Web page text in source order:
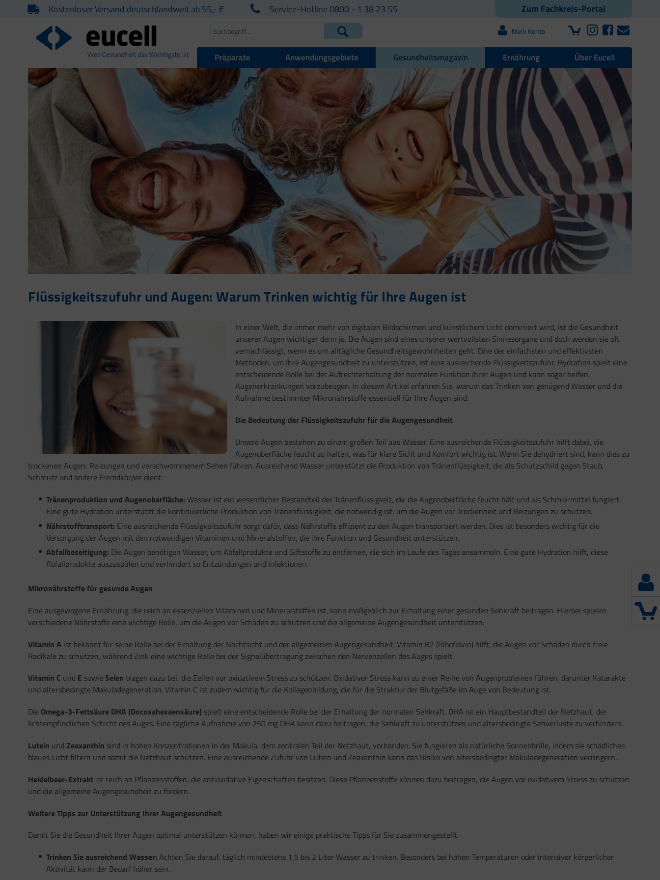
Zum Fachkreis-Portal
Kostenloser Versand deutschlandweit ab 55,- € Service-Hotline 0800 - 1 38 23 55
Mein Konto
Präparate Anwendungsgebiete Gesundheitsmagazin Ernährung Über Eucell
Flüssigkeitszufuhr und Augen: Warum Trinken wichtig für Ihre Augen ist
In einer Welt, die immer mehr von digitalen Bildschirmen und künstlichem Licht dominiert wird, ist die Gesundheit
unserer Augen wichtiger denn je. Die Augen sind eines unserer wertvollsten Sinnesorgane und doch werden sie oft
vernachlässigt, wenn es um alltägliche Gesundheitsgewohnheiten geht. Eine der einfachsten und effektivsten
Methoden, um Ihre Augengesundheit zu unterstützen, ist eine ausreichende Flüssigkeitszufuhr. Hydration spielt eine
entscheidende Rolle bei der Aufrechterhaltung der normalen Funktion Ihrer Augen und kann sogar helfen,
Augenerkrankungen vorzubeugen. In diesem Artikel erfahren Sie, warum das Trinken von genügend Wasser und die
Aufnahme bestimmter Mikronährstoffe essentiell für Ihre Augen sind.
Die Bedeutung der Flüssigkeitszufuhr für die Augengesundheit
Unsere Augen bestehen zu einem großen Teil aus Wasser. Eine ausreichende Flüssigkeitszufuhr hilft dabei, die
Augenoberfläche feucht zu halten, was für klare Sicht und Komfort wichtig ist. Wenn Sie dehydriert sind, kann dies zu
trockenen Augen, Reizungen und verschwommenem Sehen führen. Ausreichend Wasser unterstützt die Produktion von Tränenflüssigkeit, die als Schutzschild gegen Staub,
Schmutz und andere Fremdkörper dient:
Tränenproduktion und Augenoberfläche: Wasser ist ein wesentlicher Bestandteil der Tränenflüssigkeit, die die Augenoberfläche feucht hält und als Schmiermittel fungiert.
Eine gute Hydration unterstützt die kontinuierliche Produktion von Tränenflüssigkeit, die notwendig ist, um die Augen vor Trockenheit und Reizungen zu schützen.
Nährstofftransport: Eine ausreichende Flüssigkeitszufuhr sorgt dafür, dass Nährstoffe effizient zu den Augen transportiert werden. Dies ist besonders wichtig für die
Versorgung der Augen mit den notwendigen Vitaminen und Mineralstoffen, die ihre Funktion und Gesundheit unterstützen.
Abfallbeseitigung: Die Augen benötigen Wasser, um Abfallprodukte und Giftstoffe zu entfernen, die sich im Laufe des Tages ansammeln. Eine gute Hydration hilft, diese
Abfallprodukte auszuspülen und verhindert so Entzündungen und Infektionen.
Mikronährstoffe für gesunde Augen
Eine ausgewogene Ernährung, die reich an essenziellen Vitaminen und Mineralstoffen ist, kann maßgeblich zur Erhaltung einer gesunden Sehkraft beitragen. Hierbei spielen
verschiedene Nährstoffe eine wichtige Rolle, um die Augen vor Schäden zu schützen und die allgemeine Augengesundheit unterstützen:
Vitamin A ist bekannt für seine Rolle bei der Erhaltung der Nachtsicht und der allgemeinen Augengesundheit. Vitamin B2 (Riboflavin) hilft, die Augen vor Schäden durch freie
Radikale zu schützen, während Zink eine wichtige Rolle bei der Signalübertragung zwischen den Nervenzellen des Auges spielt.
Vitamin C und E sowie Selen tragen dazu bei, die Zellen vor oxidativem Stress zu schützen. Oxidativer Stress kann zu einer Reihe von Augenproblemen führen, darunter Katarakte
und altersbedingte Makuladegeneration. Vitamin C ist zudem wichtig für die Kollagenbildung, die für die Struktur der Blutgefäße im Auge von Bedeutung ist.
Die Omega-3-Fettsäure DHA (Docosahexaensäure) spielt eine entscheidende Rolle bei der Erhaltung der normalen Sehkraft. DHA ist ein Hauptbestandteil der Netzhaut, der
lichtempfindlichen Schicht des Auges. Eine tägliche Aufnahme von 250 mg DHA kann dazu beitragen, die Sehkraft zu unterstützen und altersbedingte Sehverluste zu verhindern.
Lutein und Zeaxanthin sind in hohen Konzentrationen in der Makula, dem zentralen Teil der Netzhaut, vorhanden. Sie fungieren als natürliche Sonnenbrille, indem sie schädliches
blaues Licht filtern und somit die Netzhaut schützen. Eine ausreichende Zufuhr von Lutein und Zeaxanthin kann das Risiko von altersbedingter Makuladegeneration verringern.
Heidelbeer-Extrakt ist reich an Pflanzenstoffen, die antioxidative Eigenschaften besitzen. Diese Pflanzenstoffe können dazu beitragen, die Augen vor oxidativem Stress zu schützen
und die allgemeine Augengesundheit zu fördern.
Weitere Tipps zur Unterstützung Ihrer Augengesundheit
Damit Sie die Gesundheit Ihrer Augen optimal unterstützen können, haben wir einige praktische Tipps für Sie zusammengestellt.
Trinken Sie ausreichend Wasser: Achten Sie darauf, täglich mindestens 1,5 bis 2 Liter Wasser zu trinken. Besonders bei hohen Temperaturen oder intensiver körperlicher
Aktivität kann der Bedarf höher sein.